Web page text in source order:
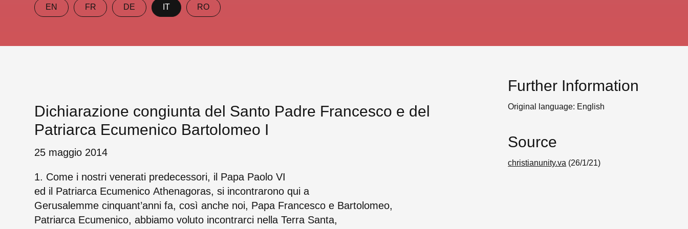
EN FR DE IT RO
Dichiarazione congiunta del Santo Padre Francesco e del
Patriarca Ecumenico Bartolomeo I
25 maggio 2014
1. Come i nostri venerati predecessori, il Papa Paolo VI
ed il Patriarca Ecumenico Athenagoras, si incontrarono qui a
Gerusalemme cinquant’anni fa, così anche noi, Papa Francesco e Bartolomeo,
Patriarca Ecumenico, abbiamo voluto incontrarci nella Terra Santa,
Further Information
Original language: English
Source
christianunity.va (26/1/21)